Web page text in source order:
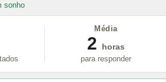
sonho
Média
2
horas
para responder